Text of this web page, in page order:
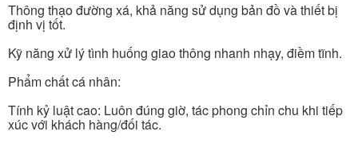
Thông thạo đường xá, khả năng sử dụng bản đồ và thiết bị
định vị tốt.
Kỹ năng xử lý tình huống giao thông nhanh nhạy, điềm tĩnh.
Phẩm chất cá nhân:
Tính kỷ luật cao: Luôn đúng giờ, tác phong chỉn chu khi tiếp
xúc với khách hàng/đối tác.